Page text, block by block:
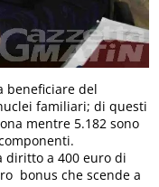
beneficiare del
familiari; di questi
mentre 5.182 sono
diritto a 400 euro di
 bonus che scende a